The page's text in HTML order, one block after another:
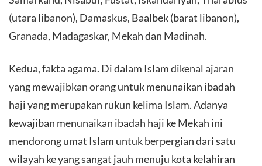
(utara libanon), Damaskus, Baalbek (barat libanon),
Granada, Madagaskar, Mekah dan Madinah.
Kedua, fakta agama. Di dalam Islam dikenal ajaran
yang mewajibkan orang untuk menunaikan ibadah
haji yang merupakan rukun kelima Islam. Adanya
kewajiban menunaikan ibadah haji ke Mekah ini
mendorong umat Islam untuk berpergian dari satu
wilayah ke yang sangat jauh menuju kota kelahiran